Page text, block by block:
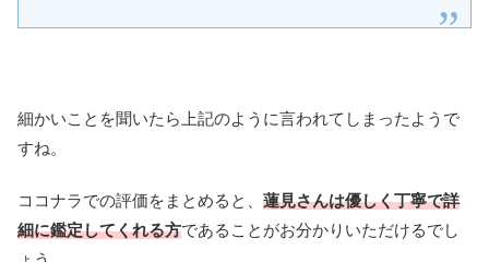
細かいことを聞いたら上記のように言われてしまったようで
すね。
ココナラでの評価をまとめると、 蓮見さんは優しく丁寧で詳
細に鑑定してくれる方であることがお分かりいただけるでし